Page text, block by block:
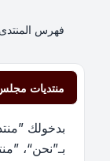
فهرس المنتدى
منتديات
بدخولك
بـ”نحن“،